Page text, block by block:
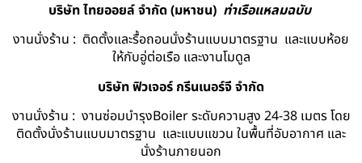
บริษัท ไทยออยล์ จํากัด (มหาชน) ท่าเรือแหลมฉบับ
งานนั่งร้าน : ติดตั้งและรื้อถอนนั่งร้านแบบมาตรฐาน และแบบห้อย
ให้กับอู่ต่อเรือ และงานโมดูล
บริษัท ฟิวเจอร์ กรีนเนอร์จี จำกัด
งานนั่งร้าน : งานซ่อมบำรุงBoiler ระดับความสูง 24-38 เมตร โดย
ติดตั้งนั่งร้านแบบมาตรฐาน และแบบแขวน ในพื้นที่อับอากาศ และ
นั่งร้านภายนอก